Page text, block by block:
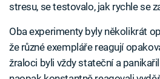
stresu, se testovalo, jak rychle se
Oba experimenty byly několikrát
že různé exempláře reagují
žraloci byli vždy stateční a